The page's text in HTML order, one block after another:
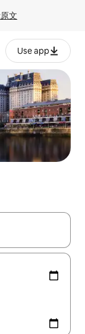
文
Use app
过点击或滑动手势